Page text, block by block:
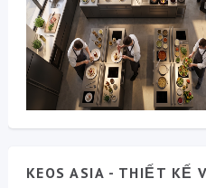
KEOS ASIA - THIẾT KẾ